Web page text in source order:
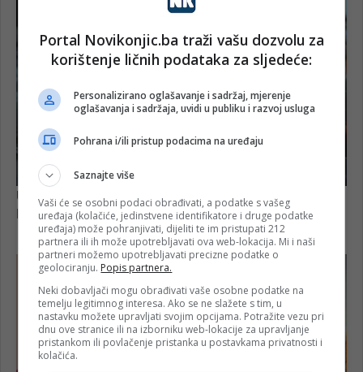
Portal Novikonjic.ba traži vašu dozvolu za
korištenje ličnih podataka za sljedeće:
Personalizirano oglašavanje i sadržaj, mjerenje
oglašavanja i sadržaja, uvidi u publiku i razvoj usluga
Pohrana i/ili pristup podacima na uređaju
Saznajte više
Vaši će se osobni podaci obrađivati, a podatke s vašeg
uređaja (kolačiće, jedinstvene identifikatore i druge podatke
uređaja) može pohranjivati, dijeliti te im pristupati 212
partnera ili ih može upotrebljavati ova web-lokacija. Mi i naši
partneri možemo upotrebljavati precizne podatke o
geolociranju. Popis partnera.
Neki dobavljači mogu obrađivati vaše osobne podatke na
temelju legitimnog interesa. Ako se ne slažete s tim, u
nastavku možete upravljati svojim opcijama. Potražite vezu pri
dnu ove stranice ili na izborniku web-lokacije za upravljanje
pristankom ili povlačenje pristanka u postavkama privatnosti i
kolačića.